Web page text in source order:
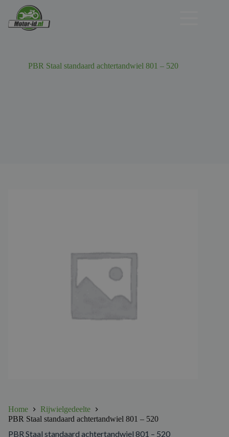
PBR Staal standaard achtertandwiel 801 – 520
Home
Rijwielgedeelte
PBR Staal standaard achtertandwiel 801 – 520
PBR Staal standaard achtertandwiel 801 – 520